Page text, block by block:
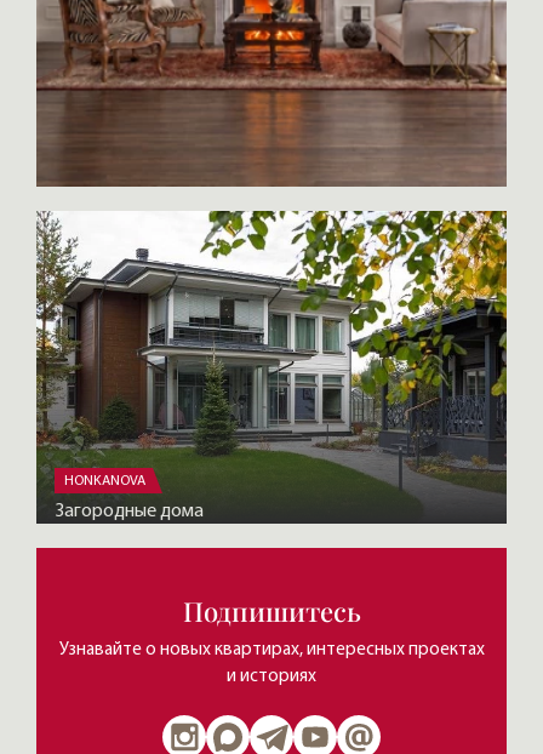
HONKANOVA
Загородные дома
Подпишитесь
Узнавайте о новых квартирах, интересных проектах
и историях